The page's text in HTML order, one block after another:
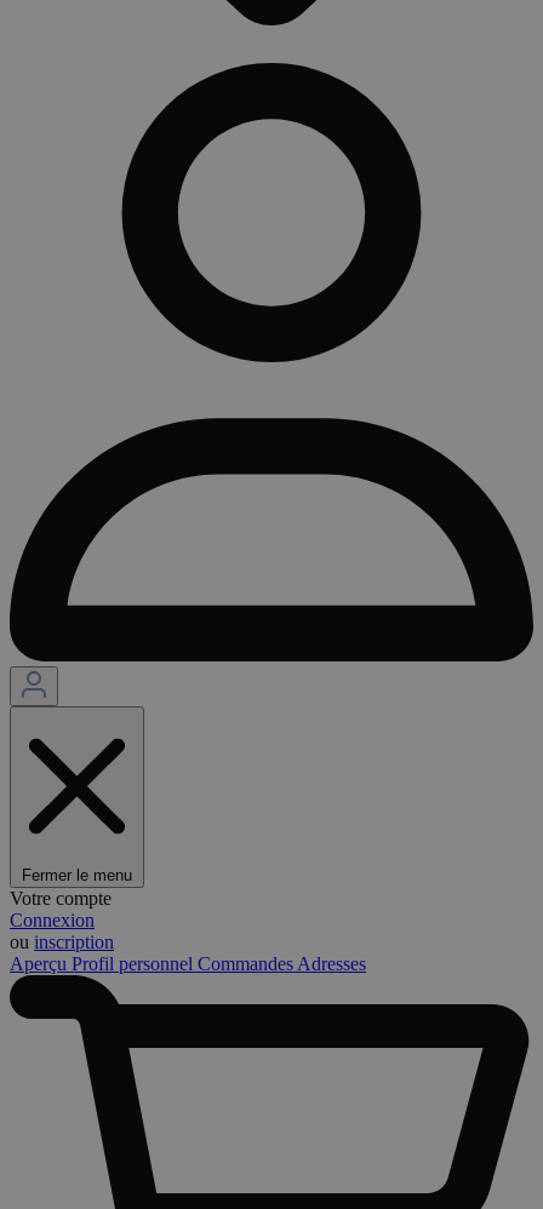
Fermer le menu
Votre compte
Connexion
ou inscription
Aperçu Profil personnel Commandes Adresses